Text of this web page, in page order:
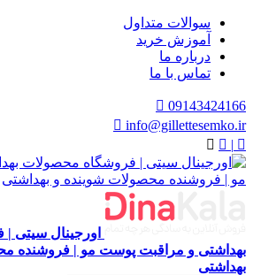
سوالات متداول
آموزش خرید
درباره ما
تماس با ما
09143424166
info@gillettesemko.ir
|
اورجینال سیتی
بهداشتی و مراقبت پوست مو | فروشنده
بهداشتی